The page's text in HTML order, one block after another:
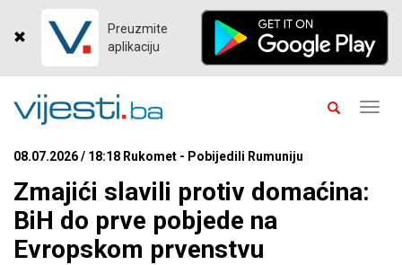
Preuzmite
aplikaciju
08.07.2026 / 18:18 Rukomet - Pobijedili Rumuniju
Zmajići slavili protiv domaćina:
BiH do prve pobjede na
Evropskom prvenstvu